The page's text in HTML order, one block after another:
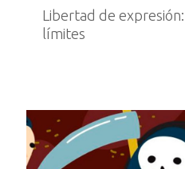
Libertad de
límites